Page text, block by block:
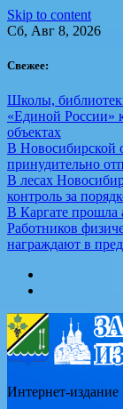
Skip to content
Сб, Авг 8, 2026
Свежее:
Школы,
«Единой России»
объектах
В Новосибирской
принудительно
В лесах
контроль за
В Каргате прошла
Работников
награждают в
Интернет-издание